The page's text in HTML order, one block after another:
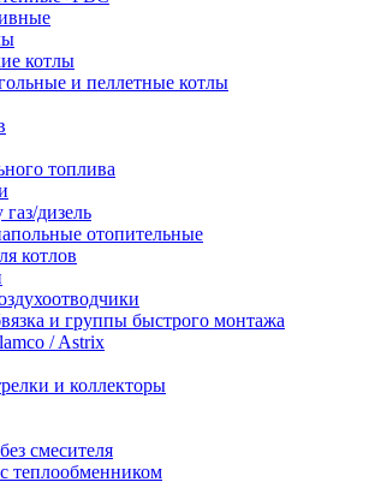
котлы
и пеллетные котлы
топлива
дизель
отопительные
котлов
и группы быстрого монтажа
/ Astrix
и коллекторы
смесителя
теплообменником